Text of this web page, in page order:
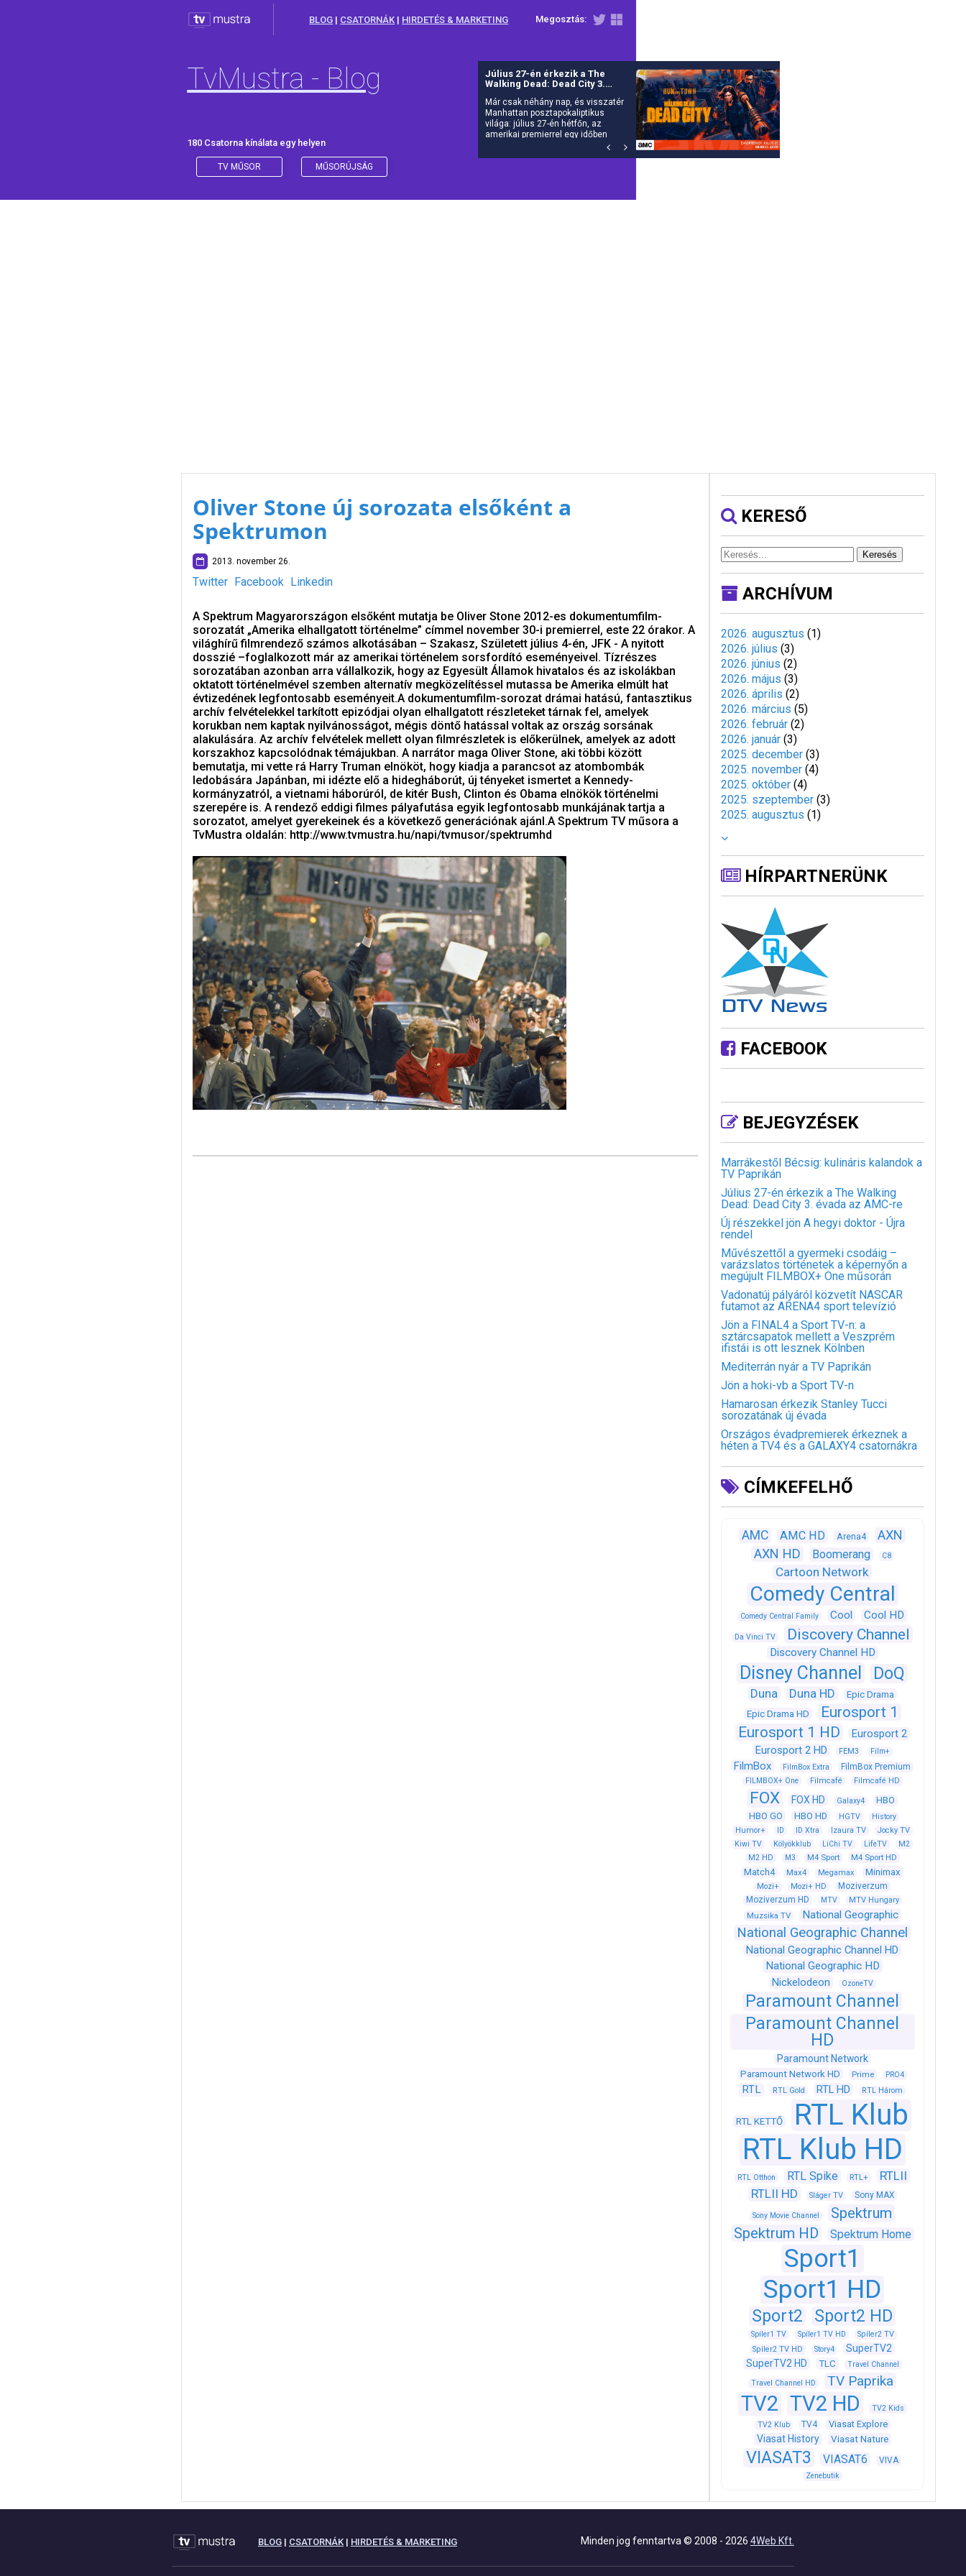
Megosztás:
BLOG | CSATORNÁK | HIRDETÉS & MARKETING
TvMustra - Blog
180 Csatorna kínálata egy helyen
TV MŰSOR MŰSORÚJSÁG
Július 27-én érkezik a The
Walking Dead: Dead City 3.
Már csak néhány nap, és visszatér
Manhattan posztapokaliptikus
világa: július 27-én hétfőn, az
amerikai premierrel egy időben
debütál itthon is az AMC-n a The
Oliver Stone új sorozata elsőként a
Spektrumon
2013. november 26.
Twitter Facebook Linkedin
A Spektrum Magyarországon elsőként mutatja be Oliver Stone 2012-es dokumentumfilm-
sorozatát „Amerika elhallgatott történelme” címmel november 30-i premierrel, este 22 órakor. A
világhírű filmrendező számos alkotásában – Szakasz, Született július 4-én, JFK - A nyitott
dosszié –foglalkozott már az amerikai történelem sorsfordító eseményeivel. Tízrészes
sorozatában azonban arra vállalkozik, hogy az Egyesült Államok hivatalos és az iskolákban
oktatott történelmével szemben alternatív megközelítéssel mutassa be Amerika elmúlt hat
évtizedének legfontosabb eseményeit.A dokumentumfilm-sorozat drámai hatású, fantasztikus
archív felvételekkel tarkított epizódjai olyan elhallgatott részleteket tárnak fel, amelyek
korukban nem kaptak nyilvánosságot, mégis döntő hatással voltak az ország sorsának
alakulására. Az archív felvételek mellett olyan filmrészletek is előkerülnek, amelyek az adott
korszakhoz kapcsolódnak témájukban. A narrátor maga Oliver Stone, aki többi között
bemutatja, mi vette rá Harry Truman elnököt, hogy kiadja a parancsot az atombombák
ledobására Japánban, mi idézte elő a hidegháborút, új tényeket ismertet a Kennedy-
kormányzatról, a vietnami háborúról, de kitér Bush, Clinton és Obama elnökök történelmi
szerepére is. A rendező eddigi filmes pályafutása egyik legfontosabb munkájának tartja a
sorozatot, amelyet gyerekeinek és a következő generációnak ajánl.A Spektrum TV műsora a
TvMustra oldalán: http://www.tvmustra.hu/napi/tvmusor/spektrumhd
KERESŐ
Keresés
ARCHÍVUM
2026. augusztus (1)
2026. július (3)
2026. június (2)
2026. május (3)
2026. április (2)
2026. március (5)
2026. február (2)
2026. január (3)
2025. december (3)
2025. november (4)
2025. október (4)
2025. szeptember (3)
2025. augusztus (1)
HÍRPARTNERÜNK
FACEBOOK
BEJEGYZÉSEK
Marrákestől Bécsig: kulináris kalandok a
TV Paprikán
Július 27-én érkezik a The Walking
Dead: Dead City 3. évada az AMC-re
Új részekkel jön A hegyi doktor - Újra
rendel
Művészettől a gyermeki csodáig –
varázslatos történetek a képernyőn a
megújult FILMBOX+ One műsorán
Vadonatúj pályáról közvetít NASCAR
futamot az ARENA4 sport televízió
Jön a FINAL4 a Sport TV-n: a
sztárcsapatok mellett a Veszprém
ifistái is ott lesznek Kölnben
Mediterrán nyár a TV Paprikán
Jön a hoki-vb a Sport TV-n
Hamarosan érkezik Stanley Tucci
sorozatának új évada
Országos évadpremierek érkeznek a
héten a TV4 és a GALAXY4 csatornákra
CÍMKEFELHŐ
AMC AMC HD Arena4
AXN
AXN HD
Boomerang C8
Cartoon Network
Comedy Central
Comedy Central Family Cool Cool HD
Da Vinci TV Discovery Channel
Discovery Channel HD
Disney Channel DoQ
Duna Duna HD
Epic Drama
Epic Drama HD
Eurosport 1
Eurosport 1 HD
Eurosport 2
Eurosport 2 HD
FEM3 Film+
FilmBox FilmBox Extra FilmBox Premium
FILMBOX+ One Filmcafé Filmcafé HD
FOX FOX HD Galaxy4
HBO
HBO GO
HBO HD HGTV
History
Humor+
ID ID Xtra Izaura TV
Jocky TV
Kiwi TV
Kölyökklub LiChi TV LifeTV
M2
M2 HD
M3 M4 Sport M4 Sport HD
Match4 Max4 Megamax Minimax
Mozi+ Mozi+ HD
Moziverzum
Moziverzum HD
MTV MTV Hungary
Muzsika TV National Geographic
National Geographic Channel
National Geographic Channel HD
National Geographic HD
Nickelodeon
OzoneTV
Paramount Channel
Paramount Channel
HD
Paramount Network
Paramount Network HD Prime PRO4
RTL RTL Gold RTL HD RTL Három
RTL KETTŐ
RTL Klub
RTL Klub HD
RTL Otthon RTL Spike RTL+
RTLII
RTLII HD
Sláger TV Sony MAX
Sony Movie Channel
Spektrum
Spektrum HD
Spektrum Home
Sport1
Sport1 HD
Sport2 Sport2 HD
Spíler1 TV Spíler1 TV HD
Spíler2 TV
Spíler2 TV HD
Story4
SuperTV2
SuperTV2 HD
TLC
Travel Channel
Travel Channel HD
TV Paprika
TV2 TV2 HD
TV2 Kids
TV2 Klub
TV4 Viasat Explore
Viasat History Viasat Nature
VIASAT3 VIASAT6 VIVA
Zenebutik
BLOG| CSATORNÁK| HIRDETÉS & MARKETING Minden jog fenntartva © 2008 - 2026 4Web Kft.